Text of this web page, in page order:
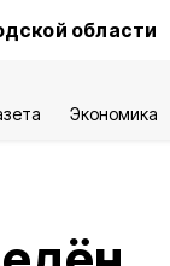
области
Экономика